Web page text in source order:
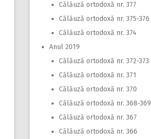
Călăuză ortodoxă nr. 377
Călăuză ortodoxă nr. 375-376
Călăuză ortodoxă nr. 374
Anul 2019
Călăuză ortodoxă nr. 372-373
Călăuză ortodoxă nr. 371
Călăuză ortodoxă nr. 370
Călăuză ortodoxă nr. 368-369
Călăuză ortodoxă nr. 367
Călăuză ortodoxă nr. 366